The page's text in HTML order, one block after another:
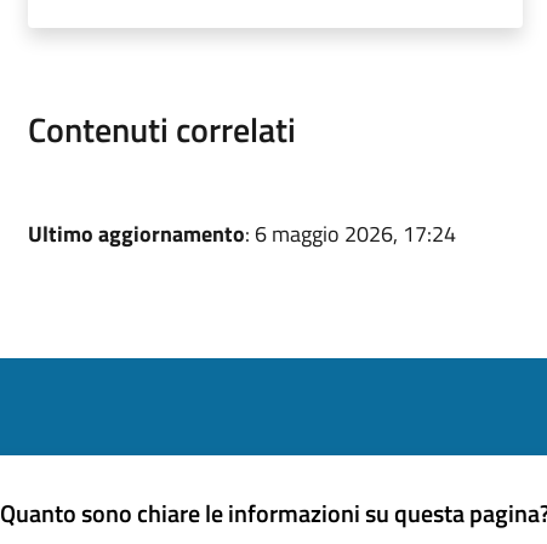
Contenuti correlati
Ultimo aggiornamento: 6 maggio 2026, 17:24
Quanto sono chiare le informazioni su questa